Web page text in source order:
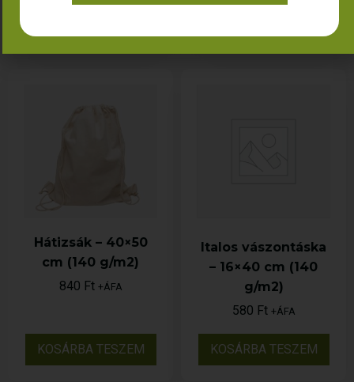
OPCIÓK
OPCIÓK
Hátizsák – 40×50
cm (140 g/m2)
840 Ft +ÁFA
KOSÁRBA TESZEM
Italos vászontáska
– 16×40 cm (140
g/m2)
580 Ft +ÁFA
KOSÁRBA TESZEM